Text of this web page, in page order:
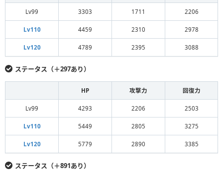
Lv99 3303 1711 2206
Lv110 4459 2310 2978
Lv120 4789 2395 3088
ステータス（＋297あり）
HP 攻撃力 回復力
Lv99 4293 2206 2503
Lv110 5449 2805 3275
Lv120 5779 2890 3385
ステータス（＋891あり）